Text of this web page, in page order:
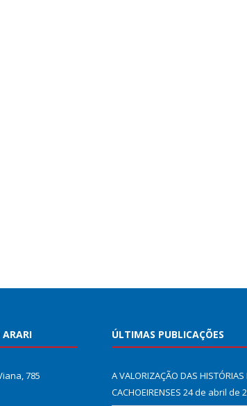
ARARI
785
ÚLTIMAS PUBLICAÇÕES
A VALORIZAÇÃO DAS HISTÓRIAS
CACHOEIRENSES 24 de abril de